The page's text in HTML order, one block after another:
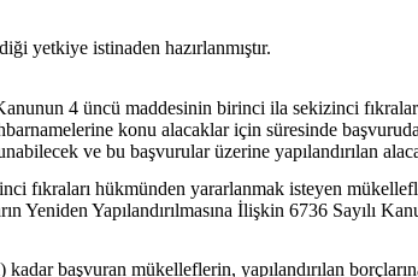
yetkiye istinaden hazırlanmıştır.
4 üncü maddesinin birinci ila sekizinci
konu alacaklar için süresinde
ve bu başvurular üzerine yapılandırılan
fıkraları hükmünden yararlanmak isteyen
Yeniden Yapılandırılmasına İlişkin 6736 Sayılı
başvuran mükelleflerin, yapılandırılan